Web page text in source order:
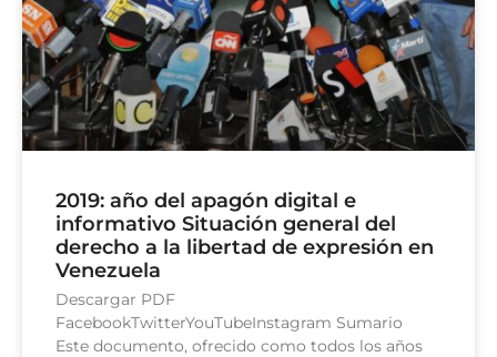
2019: año del apagón digital e
informativo Situación general del
derecho a la libertad de expresión en
Venezuela
Descargar PDF
FacebookTwitterYouTubeInstagram Sumario
Este documento, ofrecido como todos los años